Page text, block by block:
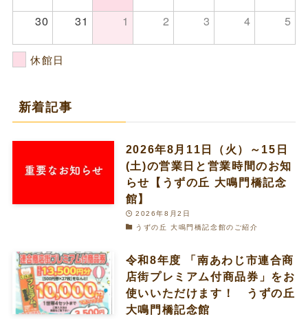
30 31 1 2 3 4 5
休館日
新着記事
2026年8月11日（火）～15日
(土)の営業日と営業時間のお知
らせ【うずの丘 大鳴門橋記念
館】
2026年8月2日
うずの丘 大鳴門橋記念館のご紹介
令和8年度 「南あわじ市連合商
店街プレミアム付商品券」をお
使いいただけます！ うずの丘
大鳴門橋記念館